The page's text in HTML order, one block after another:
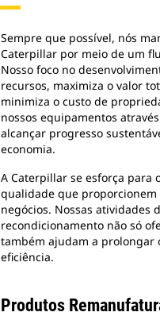
Sempre que possível, nós
Caterpillar por meio de um
Nosso foco no
recursos, maximiza o valor
minimiza o custo de
nossos equipamentos
alcançar progresso
economia.
A Caterpillar se esforça para
qualidade que
negócios. Nossas atividades
recondicionamento não só
também ajudam a prolongar
eficiência.
Produtos